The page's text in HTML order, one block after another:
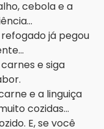
cebola e a
já pegou
e siga
e a linguiça
cozidas…
E, se você